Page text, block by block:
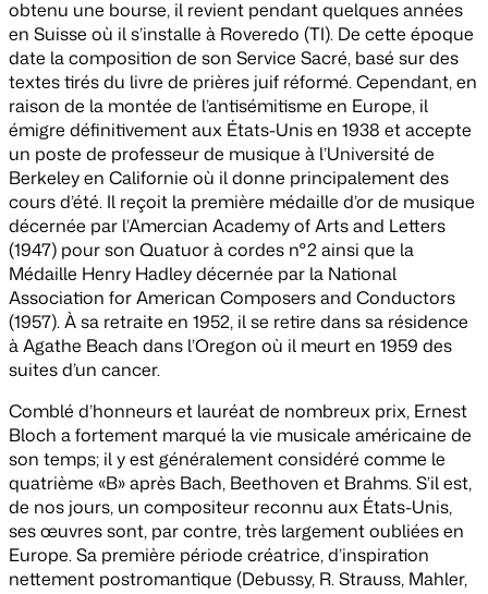
obtenu une bourse, il revient pendant quelques années
en Suisse où il s’installe à Roveredo (TI). De cette époque
date la composition de son Service Sacré, basé sur des
textes tirés du livre de prières juif réformé. Cependant, en
raison de la montée de l’antisémitisme en Europe, il
émigre définitivement aux États-Unis en 1938 et accepte
un poste de professeur de musique à l’Université de
Berkeley en Californie où il donne principalement des
cours d’été. Il reçoit la première médaille d’or de musique
décernée par l’Amercian Academy of Arts and Letters
(1947) pour son Quatuor à cordes n°2 ainsi que la
Médaille Henry Hadley décernée par la National
Association for American Composers and Conductors
(1957). À sa retraite en 1952, il se retire dans sa résidence
à Agathe Beach dans l’Oregon où il meurt en 1959 des
suites d’un cancer.
Comblé d’honneurs et lauréat de nombreux prix, Ernest
Bloch a fortement marqué la vie musicale américaine de
son temps; il y est généralement considéré comme le
quatrième «B» après Bach, Beethoven et Brahms. S’il est,
de nos jours, un compositeur reconnu aux États-Unis,
ses œuvres sont, par contre, très largement oubliées en
Europe. Sa première période créatrice, d’inspiration
nettement postromantique (Debussy, R. Strauss, Mahler,